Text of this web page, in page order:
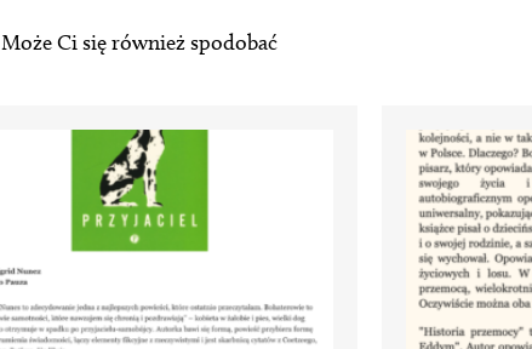
Może Ci się również spodobać